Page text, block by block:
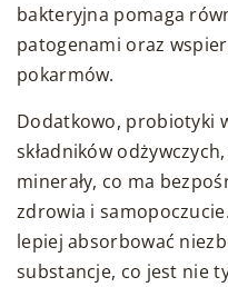
bakteryjna pomaga
patogenami oraz
pokarmów.
Dodatkowo, probiotyki
składników
minerały, co ma
zdrowia i
lepiej absorbować
substancje, co jest nie